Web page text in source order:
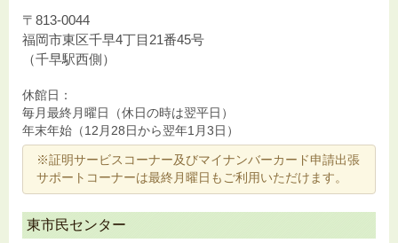
〒813-0044
福岡市東区千早4丁目21番45号
（千早駅西側）
休館日：
毎月最終月曜日（休日の時は翌平日）
年末年始（12月28日から翌年1月3日）
※証明サービスコーナー及びマイナンバーカード申請出張
サポートコーナーは最終月曜日もご利用いただけます。
東市民センター